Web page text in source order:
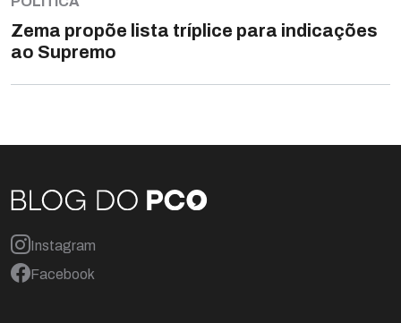
Zema propõe lista tríplice para indicações
ao Supremo
Instagram
Facebook